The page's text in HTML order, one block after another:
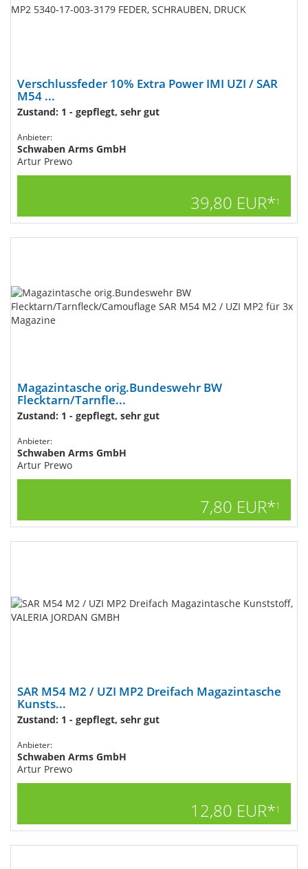
Verschlussfeder 10% Extra Power IMI UZI / SAR
M54 ...
Zustand: 1 - gepflegt, sehr gut
Anbieter:
Schwaben Arms GmbH
Artur Prewo
39,80 EUR*1
Magazintasche orig.Bundeswehr BW
Flecktarn/Tarnfle...
Zustand: 1 - gepflegt, sehr gut
Anbieter:
Schwaben Arms GmbH
Artur Prewo
7,80 EUR*1
SAR M54 M2 / UZI MP2 Dreifach Magazintasche
Kunsts...
Zustand: 1 - gepflegt, sehr gut
Anbieter:
Schwaben Arms GmbH
Artur Prewo
12,80 EUR*1